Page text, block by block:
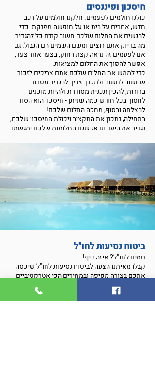
חיסכון ופיננסים
כולנו חולמים לפעמים. חלקנו חולמים על רכב
חדש, ​​אחרים על בית או על חופשה מפנקת. כדי
להגשים את החלום שלכם חשוב קודם כל להגדיר
מה בדיוק אתם רוצים ומשם השמים הם הגבול. גם
אם לפעמים זה נראה קצת רחוק, בצעד אחר ​צעד,
אפשר להפוך את החלום למציאות.
כדי לממש את החלום שלכם אתם צריכים לזכור
שחשוב לחשוב ולתכנן. צריך להגדיר מטרות
ברורות, להכין תכנית מסודרת ולהיות מוכנים
לחסוך בכל חודש כמה שניתן - חיסכון הוא הסוד
להצלחה ובסוף, מחכה החלום שלכם!
בתחילה, נתכנן את התקציב ויכולת החיסכון שלכם,
נגדיר את היעד ונדאג שגם החלומות שלכם יתגשמו.
ביטוח נסיעות לחו"ל
טסים לחו"ל? איזה כיף!
קבלו מאיתנו הצעה לביטוח נסיעות לחו"ל שיכסה
אתכם בצורה מקיפה ובמחירים הכי אטרקטיביים
להצטרפות מהירה אונליין לחצו על החברה